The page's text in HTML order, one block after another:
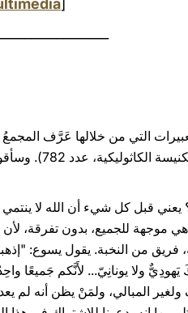
[
التي من خلالها عَرَّف
، عدد 9؛
قبل كل شيء أن الله لا ينتمي
ولغير المبالي، ولمَنْ يظن أنه